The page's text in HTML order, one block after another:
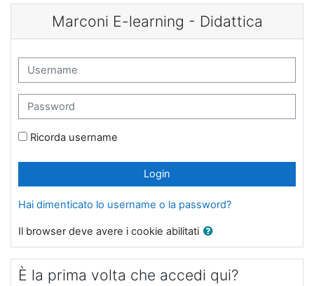
Vai al contenuto principale
Marconi E-learning - Didattica
Username
Password
Ricorda username
Login
Hai dimenticato lo username o la password?
Il browser deve avere i cookie abilitati
È la prima volta che accedi qui?